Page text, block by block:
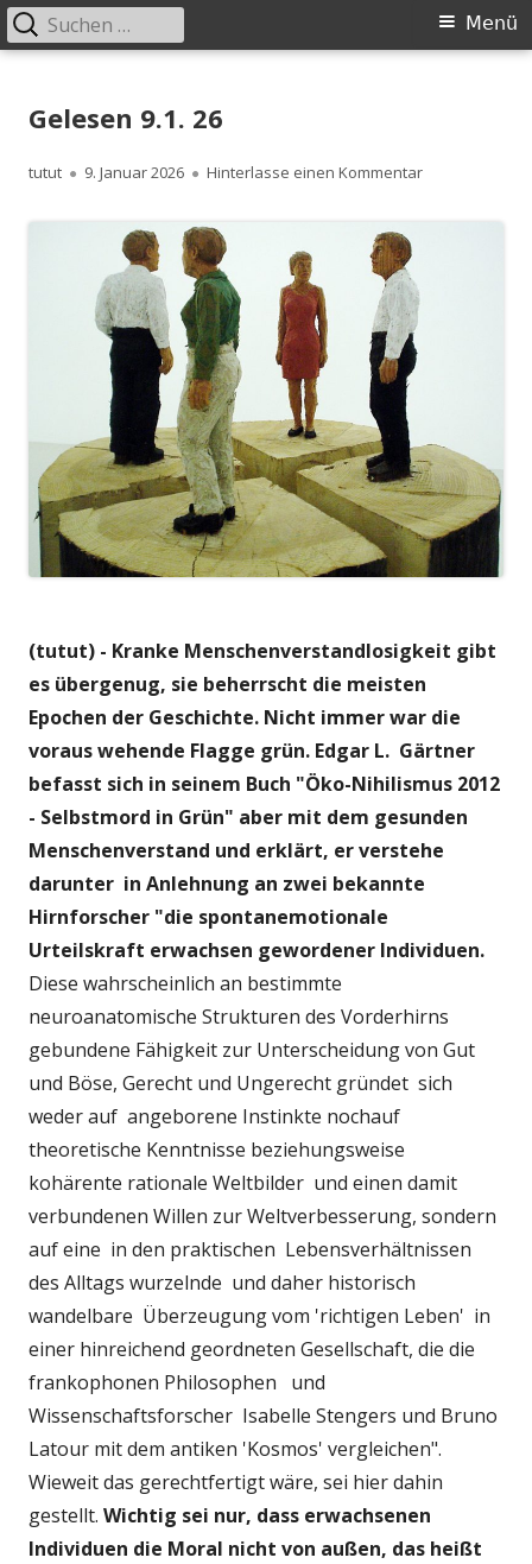
zum
Primäres
Menü
Suchen
nach:
Gelesen 9.1. 26
Autor
tutut
Veröffentlicht
9. Januar 2026 Hinterlasse einen Kommentarzu Gelesen
(tutut) - Kranke Menschenverstandlosigkeit gibt
es übergenug, sie beherrscht die meisten
Epochen der Geschichte. Nicht immer war die
voraus wehende Flagge grün. Edgar L. Gärtner
befasst sich in seinem Buch "Öko-Nihilismus 2012
- Selbstmord in Grün" aber mit dem gesunden
Menschenverstand und erklärt, er verstehe
darunter in Anlehnung an zwei bekannte
Hirnforscher "die spontanemotionale
Urteilskraft erwachsen gewordener Individuen.
Diese wahrscheinlich an bestimmte
neuroanatomische Strukturen des Vorderhirns
gebundene Fähigkeit zur Unterscheidung von Gut
und Böse, Gerecht und Ungerecht gründet sich
weder auf angeborene Instinkte nochauf
theoretische Kenntnisse beziehungsweise
kohärente rationale Weltbilder und einen damit
verbundenen Willen zur Weltverbesserung, sondern
auf eine in den praktischen Lebensverhältnissen
des Alltags wurzelnde und daher historisch
wandelbare Überzeugung vom 'richtigen Leben' in
einer hinreichend geordneten Gesellschaft, die die
frankophonen Philosophen und
Wissenschaftsforscher Isabelle Stengers und Bruno
Latour mit dem antiken 'Kosmos' vergleichen".
Wieweit das gerechtfertigt wäre, sei hier dahin
gestellt. Wichtig sei nur, dass erwachsenen
Individuen die Moral nicht von außen, das heißt